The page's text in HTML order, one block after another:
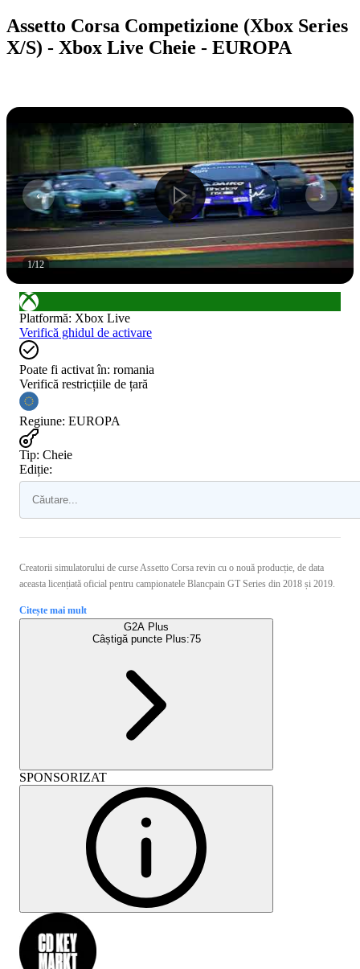
Assetto Corsa Competizione (Xbox Series
X/S) - Xbox Live Cheie - EUROPA
1/12
Platformă: Xbox Live
Verifică ghidul de activare
Poate fi activat în: romania
Verifică restricțiile de țară
Regiune: EUROPA
Tip: Cheie
Ediție:
Creatorii simulatorului de curse Assetto Corsa revin cu o nouă producție, de data
aceasta licențiată oficial pentru campionatele Blancpain GT Series din 2018 și 2019.
Citește mai mult
G2A Plus
Câștigă puncte Plus:75
SPONSORIZAT